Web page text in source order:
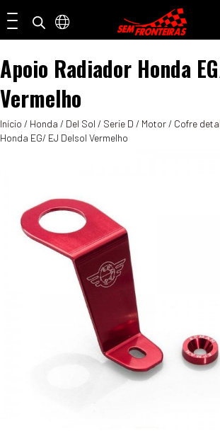
Apoio Radiador Honda
Vermelho
Início / Honda / Del Sol / Serie D / Motor/ Cofre
Honda EG/ EJ Delsol Vermelho